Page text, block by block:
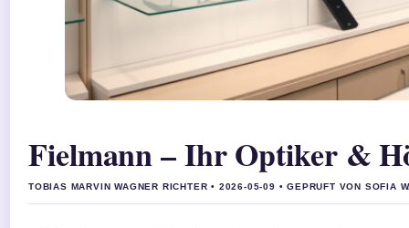
Fielmann – Ihr Optiker &
TOBIAS MARVIN WAGNER RICHTER • 2026-05-09 • GEPRUFT VON SOFIA